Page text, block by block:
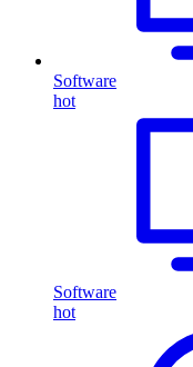
Software
hot
Software
hot